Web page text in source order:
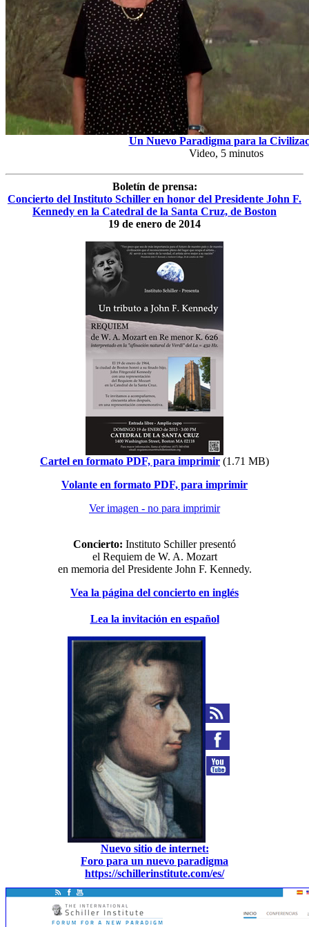
Un Nuevo Paradigma para la
Video, 5 minutos
Boletín de prensa:
Concierto del Instituto Schiller en honor del Presidente John F.
Kennedy en la Catedral de la Santa Cruz, de Boston
19 de enero de 2014
Cartel en formato PDF, para imprimir (1.71 MB)
Volante en formato PDF, para imprimir
Ver imagen - no para imprimir
Concierto: Instituto Schiller presentó
el Requiem de W. A. Mozart
en memoria del Presidente John F. Kennedy.
Vea la página del concierto en inglés
Lea la invitación en español
Nuevo sitio de internet:
Foro para un nuevo paradigma
https://schillerinstitute.com/es/